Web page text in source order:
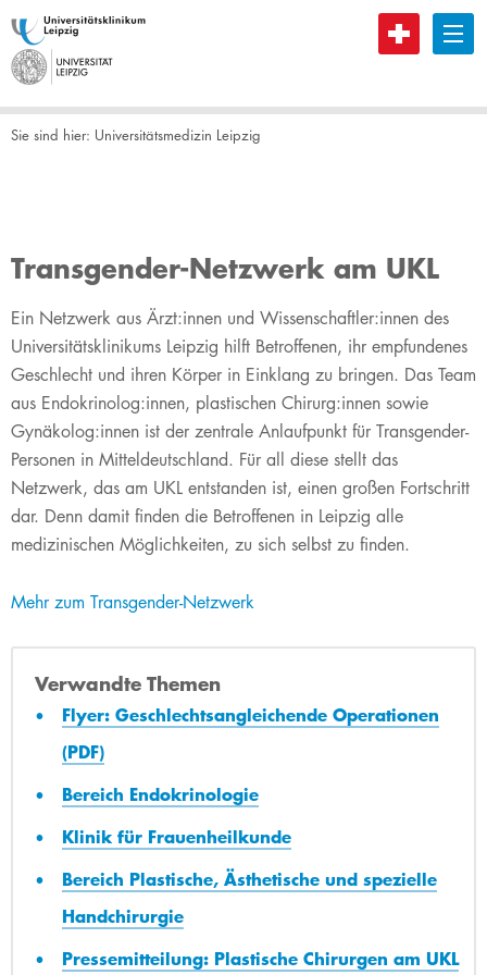
B
Sie sind hier: Universitätsmedizin Leipzig
Transgender-Netzwerk am UKL
Ein Netzwerk aus Ärzt:innen und Wissenschaftler:innen des
Universitätsklinikums Leipzig hilft Betroffenen, ihr empfundenes
Geschlecht und ihren Körper in Einklang zu bringen. Das Team
aus Endokrinolog:innen, plastischen Chirurg:innen sowie
Gynäkolog:innen ist der zentrale Anlaufpunkt für Transgender-
Personen in Mitteldeutschland. Für all diese stellt das
Netzwerk, das am UKL entstanden ist, einen großen Fortschritt
dar. Denn damit finden die Betroffenen in Leipzig alle
medizinischen Möglichkeiten, zu sich selbst zu finden.
Mehr zum Transgender-Netzwerk
Verwandte Themen
Flyer: Geschlechtsangleichende Operationen
(PDF)
Bereich Endokrinologie
Klinik für Frauenheilkunde
Bereich Plastische, Ästhetische und spezielle
Handchirurgie
Pressemitteilung: Plastische Chirurgen am UKL